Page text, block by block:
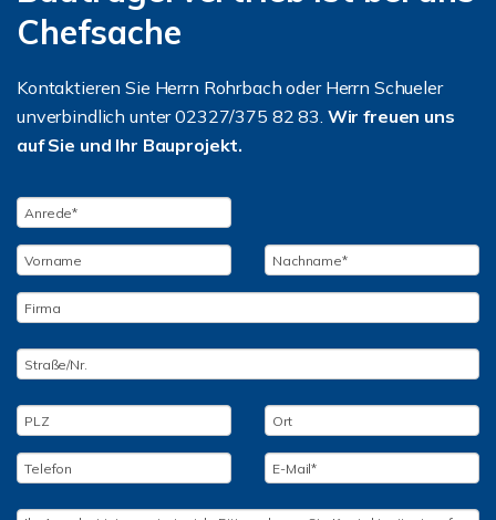
Chefsache
Kontaktieren Sie Herrn Rohrbach oder Herrn Schueler
unverbindlich unter 02327/375 82 83. Wir freuen uns
auf Sie und Ihr Bauprojekt.